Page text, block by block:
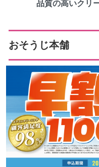
品質の高いクリ
おそうじ本舗